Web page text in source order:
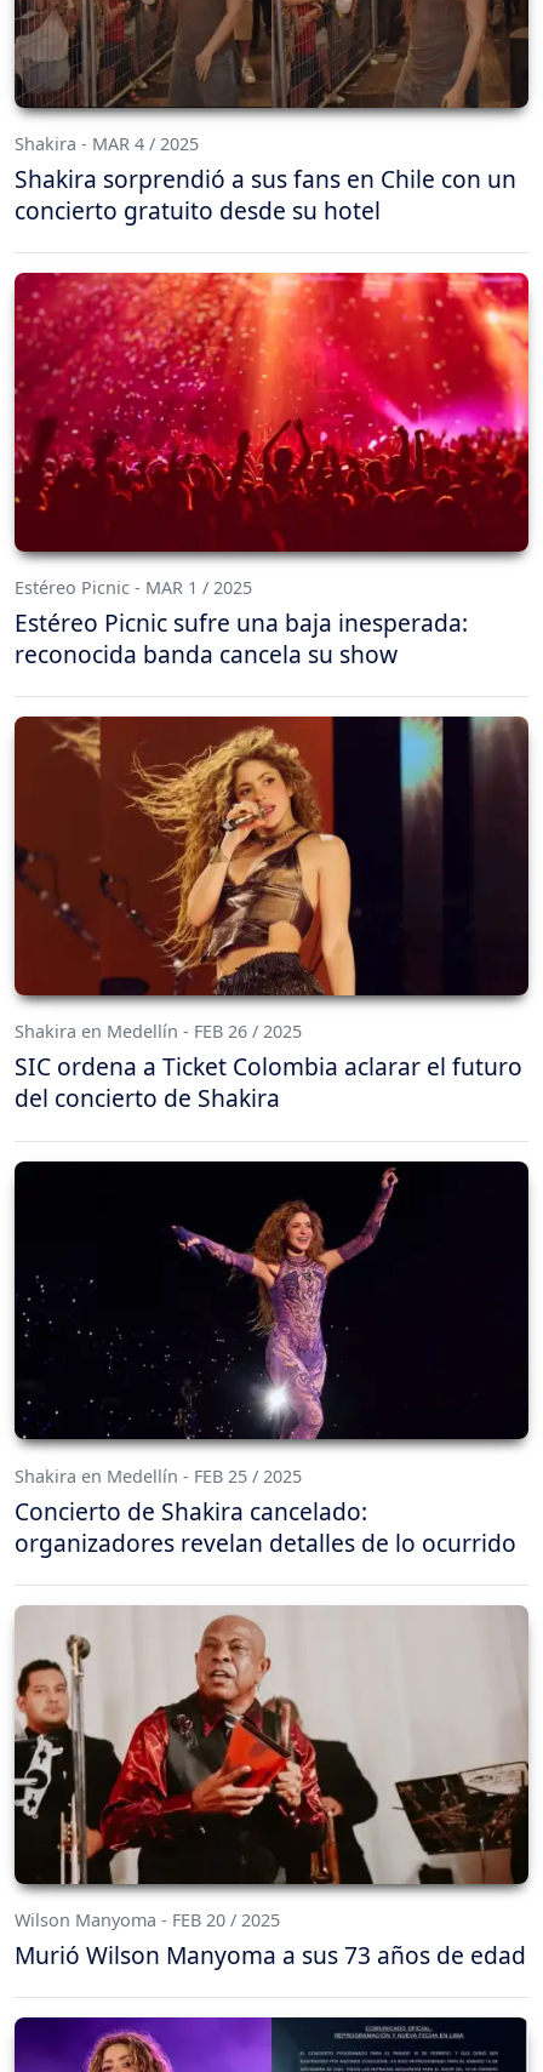
Shakira - MAR 4 / 2025
Shakira sorprendió a sus fans en Chile con un
concierto gratuito desde su hotel
Estéreo Picnic - MAR 1 / 2025
Estéreo Picnic sufre una baja inesperada:
reconocida banda cancela su show
Shakira en Medellín - FEB 26 / 2025
SIC ordena a Ticket Colombia aclarar el futuro
del concierto de Shakira
Shakira en Medellín - FEB 25 / 2025
Concierto de Shakira cancelado:
organizadores revelan detalles de lo ocurrido
Wilson Manyoma - FEB 20 / 2025
Murió Wilson Manyoma a sus 73 años de edad